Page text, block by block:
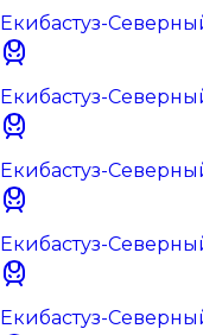
Екибастуз-
Екибастуз-
Екибастуз-
Екибастуз-
Екибастуз-